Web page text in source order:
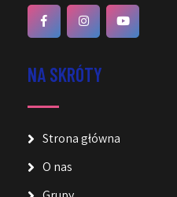
NA SKRÓTY
Strona główna
O nas